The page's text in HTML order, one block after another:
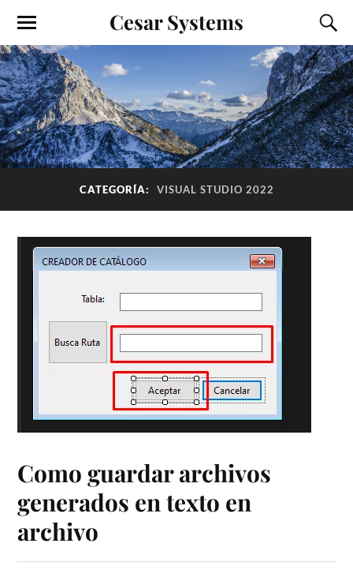
Cesar Systems
CATEGORÍA: VISUAL STUDIO 2022
Como guardar archivos
generados en texto en
archivo